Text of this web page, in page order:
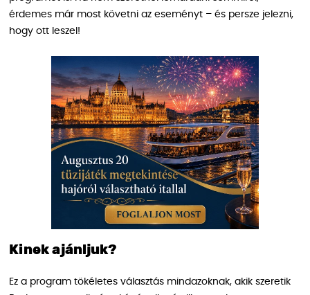
érdemes már most követni az eseményt – és persze jelezni,
hogy ott leszel!
Kinek ajánljuk?
Ez a program tökéletes választás mindazoknak, akik szeretik